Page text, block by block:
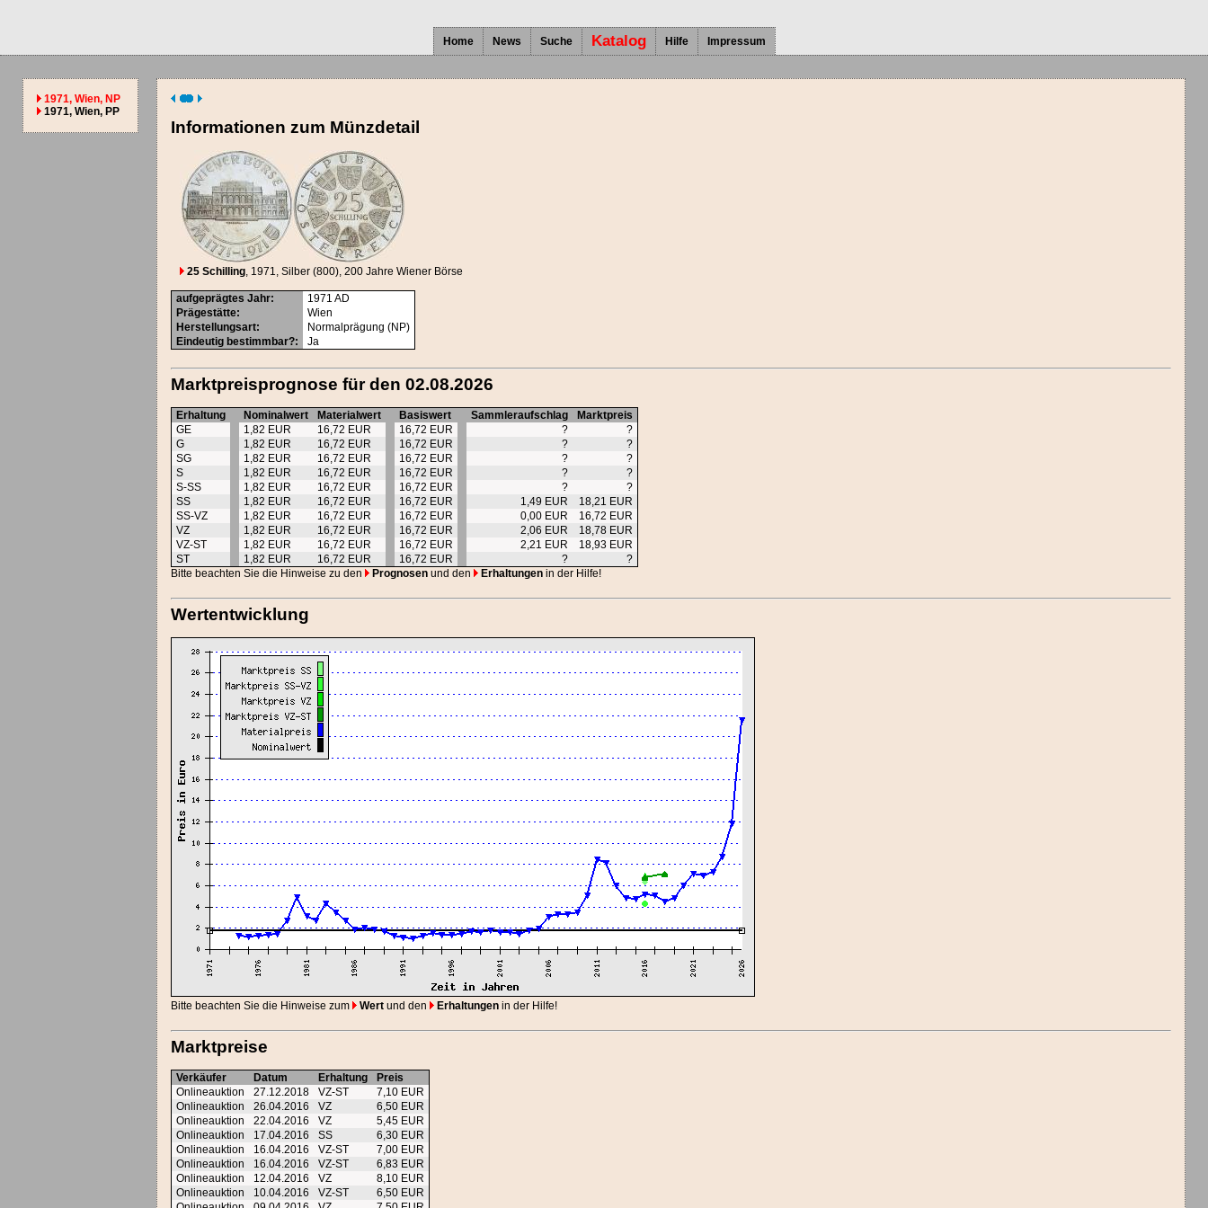
Home News Suche Katalog Hilfe Impressum
1971, Wien, NP
1971, Wien, PP
Informationen zum Münzdetail
25 Schilling, 1971, Silber (800), 200 Jahre Wiener Börse
aufgeprägtes Jahr: 1971AD
Prägestätte:
Wien
Herstellungsart:
Normalprägung (NP)
Eindeutig bestimmbar?: Ja
Marktpreisprognose für den 02.08.2026
Erhaltung Nominalwert Materialwert Basiswert Sammleraufschlag
Marktpreis
GE
1,82 EUR 16,72 EUR 16,72 EUR ?
?
G
1,82 EUR 16,72 EUR 16,72 EUR ?
?
SG
1,82 EUR 16,72 EUR 16,72 EUR ?
?
S
1,82 EUR 16,72 EUR 16,72 EUR ?
?
S-SS
1,82 EUR 16,72 EUR 16,72 EUR ?
?
SS
1,82 EUR 16,72 EUR 16,72 EUR 1,49 EUR
18,21 EUR
SS-VZ
1,82 EUR 16,72 EUR 16,72 EUR 0,00 EUR
16,72 EUR
VZ
1,82 EUR 16,72 EUR 16,72 EUR 2,06 EUR
18,78 EUR
VZ-ST
1,82 EUR 16,72 EUR 16,72 EUR 2,21 EUR
18,93 EUR
ST
1,82 EUR 16,72 EUR 16,72 EUR ?
?
Bitte beachten Sie die Hinweise zu den
Prognosen und den Erhaltungen in der Hilfe!
Wertentwicklung
Bitte beachten Sie die Hinweise zum Wert und den Erhaltungen in der Hilfe!
Marktpreise
Verkäufer Datum Erhaltung
Preis
Onlineauktion
27.12.2018 VZ-ST
7,10 EUR
Onlineauktion
26.04.2016 VZ
6,50 EUR
Onlineauktion
22.04.2016 VZ
5,45 EUR
Onlineauktion
17.04.2016 SS
6,30 EUR
Onlineauktion
16.04.2016 VZ-ST
7,00 EUR
Onlineauktion
16.04.2016 VZ-ST
6,83 EUR
Onlineauktion
12.04.2016 VZ
8,10 EUR
Onlineauktion
10.04.2016 VZ-ST
6,50 EUR